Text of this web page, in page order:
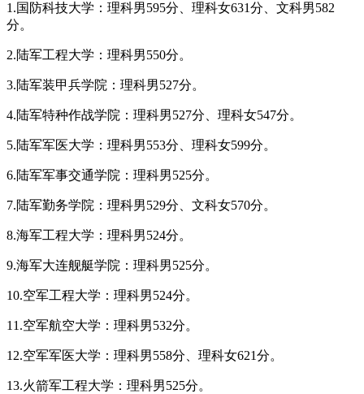
1.国防科技大学：理科男595分、理科女631分、文科男582
分。
2.陆军工程大学：理科男550分。
3.陆军装甲兵学院：理科男527分。
4.陆军特种作战学院：理科男527分、理科女547分。
5.陆军军医大学：理科男553分、理科女599分。
6.陆军军事交通学院：理科男525分。
7.陆军勤务学院：理科男529分、文科女570分。
8.海军工程大学：理科男524分。
9.海军大连舰艇学院：理科男525分。
10.空军工程大学：理科男524分。
11.空军航空大学：理科男532分。
12.空军军医大学：理科男558分、理科女621分。
13.火箭军工程大学：理科男525分。